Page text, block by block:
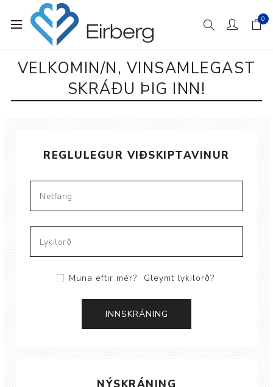
0
VELKOMIN/N, VINSAMLEGAST
SKRÁÐU ÞIG INN!
REGLULEGUR VIÐSKIPTAVINUR
Muna eftir mér? Gleymt lykilorð?